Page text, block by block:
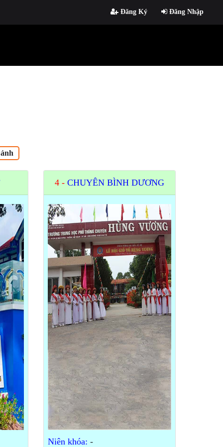
Đăng Ký Đăng Nhập
4 - CHUYÊN BÌNH DƯƠNG
Niên khóa: -